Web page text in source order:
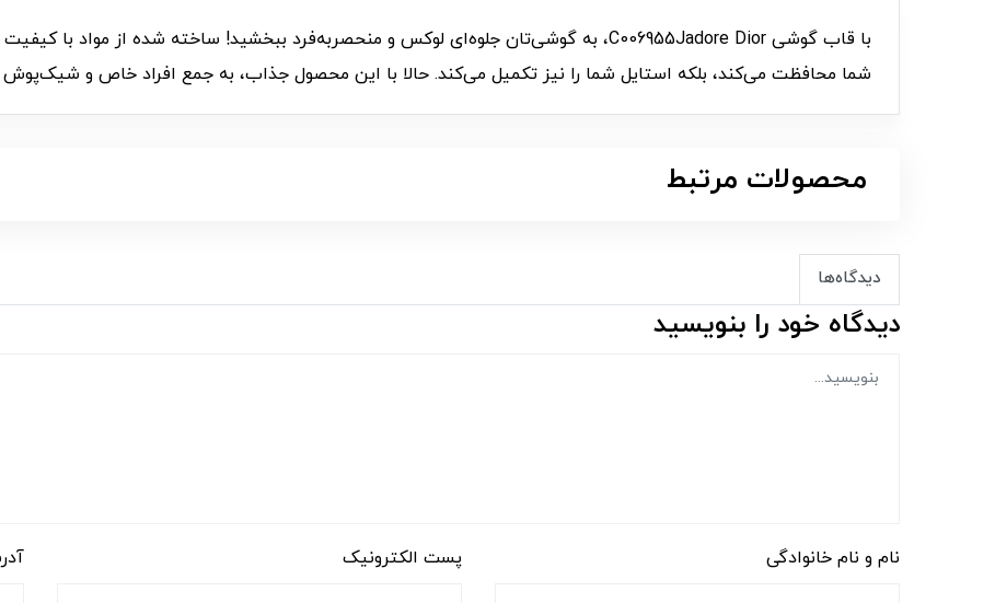
شما محافظت می‌کند، بلکه استایل شما را نیز تکمیل می‌کند. حالا با این محصول جذاب، به جمع افراد خاص و شیک‌پوش
محصولات مرتبط
دیدگاه‌ها
دیدگاه خود را بنویسید
نام و نام خانوادگی پست الکترونیک